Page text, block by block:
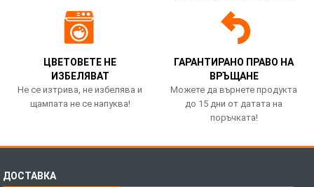
ЦВЕТОВЕТЕ НЕ
ИЗБЕЛЯВАТ
Не се изтрива, не избелява и
щампата не се напуква!
ГАРАНТИРАНО ПРАВО НА
ВРЪЩАНЕ
Можете да върнете продукта
до 15 дни от датата на
поръчката!
ДОСТАВКА